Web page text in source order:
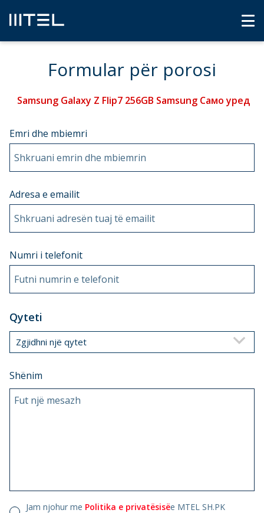
Formular për porosi
Samsung Galaxy Z Flip7 256GB Samsung Само уред
Emri dhe mbiemri
Shkruani emrin dhe mbiemrin
Adresa e emailit
Shkruani adresën tuaj të emailit
Numri i telefonit
Futni numrin e telefonit
Qyteti
Zgjidhni një qytet
Shënim
Fut një mesazh
Jam njohur me Politika e privatësisëe MTEL SH.PK